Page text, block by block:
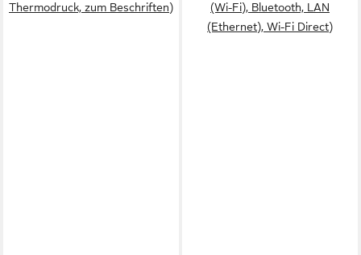
Thermodruck, zum Beschriften)
(Wi-Fi), Bluetooth, LAN
(Ethernet), Wi-Fi Direct)